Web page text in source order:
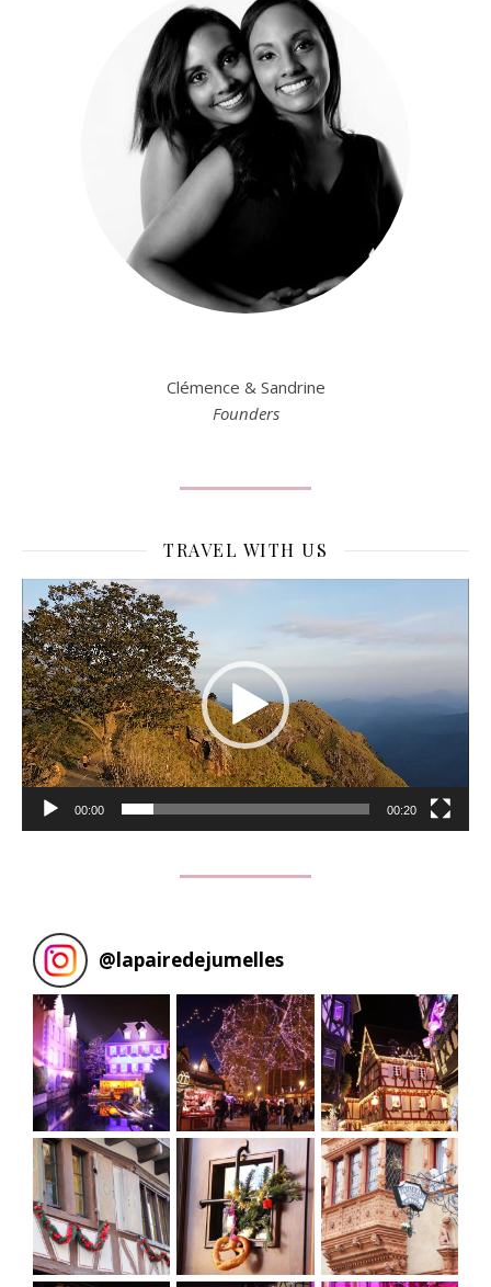
Clémence & Sandrine
Founders
TRAVEL WITH US
Lecteur
vidéo
00:00 00:20
@lapairedejumelles